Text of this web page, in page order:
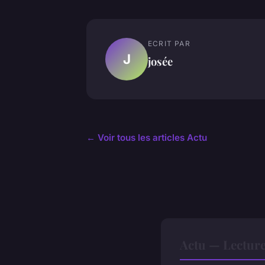
J
ECRIT PAR
josée
← Voir tous les articles Actu